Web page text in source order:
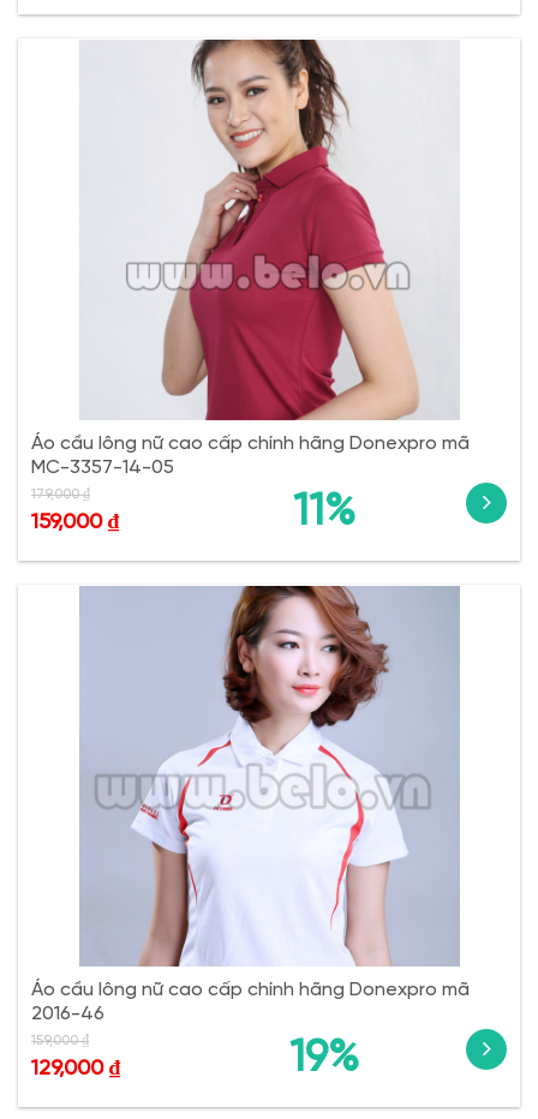
Áo cầu lông nữ cao cấp chính hãng Donexpro mã
MC-3357-14-05
11%
179,000₫
159,000 ₫
Áo cầu lông nữ cao cấp chính hãng Donexpro mã
2016-46
19%
159,000₫
129,000 ₫